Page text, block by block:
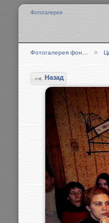
Фотогалерея
Фотогалерея фон…
Назад